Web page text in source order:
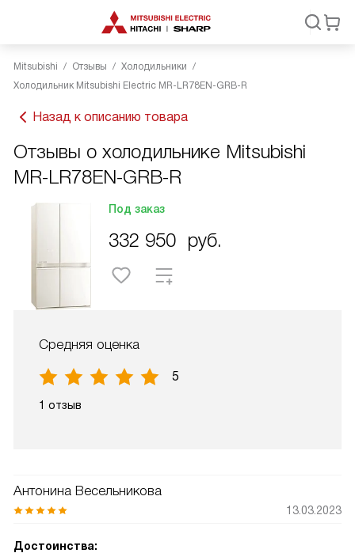
Mitsubishi Отзывы
Холодильники
Холодильник Mitsubishi Electric MR-LR78EN-GRB-R
Назад к описанию товара
Отзывы о холодильнике Mitsubishi
MR-LR78EN-GRB-R
Под заказ
332 950 руб.
Средняя оценка
5
1 отзыв
Антонина Весельникова
13.03.2023
Достоинства: